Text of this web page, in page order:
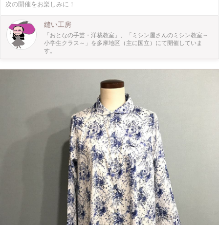
次の開催をお楽しみに！
縫い工房
「おとなの手芸・洋裁教室」、「ミシン屋さんのミシン教室～
小学生クラス～」を多摩地区（主に国立）にて開催していま
す。